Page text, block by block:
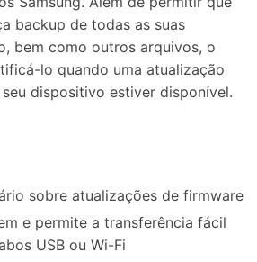
backup de todas as suas
bem como outros arquivos, o
lo quando uma atualização
dispositivo estiver disponível.
sobre atualizações de firmware
e permite a transferência fácil
USB ou Wi-Fi